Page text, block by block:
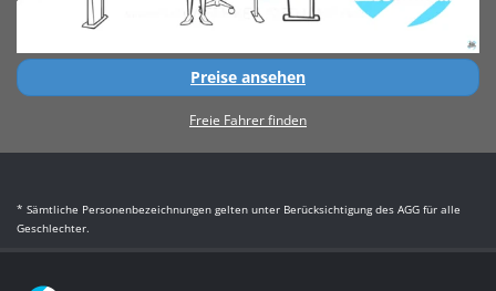
Preise ansehen
Freie Fahrer finden
* Sämtliche Personenbezeichnungen gelten unter Berücksichtigung des AGG für alle
Geschlechter.